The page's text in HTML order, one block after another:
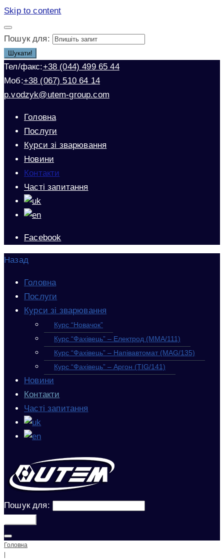
Skip to content
Пошук для:
Шукати!
Тел/факс:+38 (044) 499 65 44
Моб:+38 (067) 510 64 14
p.vodzyk@utem-group.com
Головна
Послуги
Курси зі зварювання
Новини
Контакти
Часті запитання
Facebook
Назад
Головна
Послуги
Курси зі зварювання
Курс “Новачок”
Курс “Фахівець” – Електрод (MMA/111)
Курс “Фахівець” – Напівавтомат (MAG/135)
Курс “Фахівець” – Аргон (TIG/141)
Новини
Контакти
Часті запитання
Пошук для:
Головна